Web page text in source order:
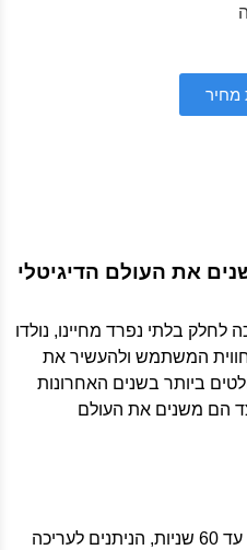
מחיר
את העולם הדיגיטלי
בלתי נפרד מחיינו, נולדו
המשתמש ולהעשיר את
ביותר בשנים האחרונות
הם משנים את העולם
רילס הם סרטונים קצרים, בני 15 עד 60 שניות, הניתנים לעריכה